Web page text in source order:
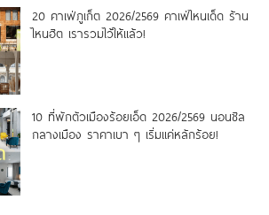
20 คาเฟ่ภูเก็ต 2026/2569 คาเฟ่ไหนเด็ด ร้าน
ไหนฮิต เรารวมไว้ให้แล้ว!
10 ที่พักตัวเมืองร้อยเอ็ด 2026/2569 นอนชิล
กลางเมือง ราคาเบา ๆ เริ่มแค่หลักร้อย!